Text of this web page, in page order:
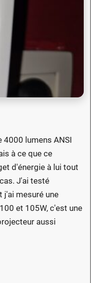
4000 lumens ANSI
à ce que ce
d'énergie à lui tout
J'ai testé
j'ai mesuré une
et 105W, c'est une
aussi